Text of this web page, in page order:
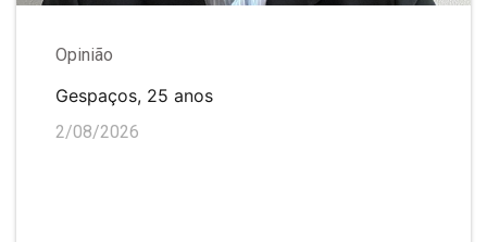
Opinião
Gespaços, 25 anos
2/08/2026